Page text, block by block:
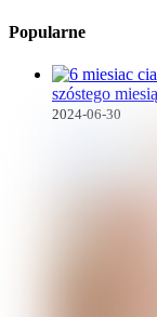
Popularne
szóstego
2024-06-30